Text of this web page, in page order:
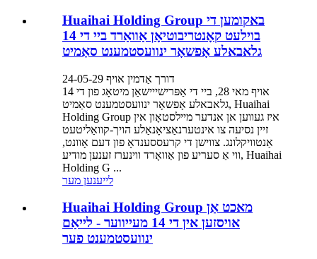
Huaihai Holding Group באקומען די
בוילעט קאָנטריבוטיאָן אַוואַרד ביי די 14
גלאבאלע אָפשאָר ינוועסטמענט סאַמיט
דורך אַדמין אויף 24-05-29
אויף מאי 28, ביי די אַפּרישייישאַן מיטאָג פון די 14
גלאבאלע אָפשאָר ינוועסטמענט סאַמיט, Huaihai
Holding Group איז געווען אן אנדער מיילסטאָון אין
זיין נסיעה צו אינטערנאַציאָנאַלע הויך-קוואַליטעט
אַנטוויקלונג. צווישן די קרעססענדאָ פון דעם אָוונט,
ווי אַ סעריע פון ​​​​אַוואָרד ווינערז זענען מודיע, Huaihai
Holding G ...
לייענען מער
Huaihai Holding Group מאכט אַן
אויסזען אין די 14 מעייווער - לייאַם
ינוועסטמענט פער